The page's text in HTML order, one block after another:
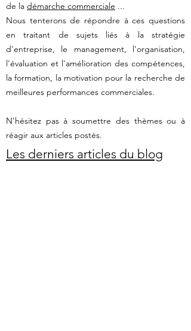
de la démarche commerciale ...
Nous tenterons de répondre à ces questions
en traitant de sujets liés à la stratégie
d'entreprise, le management, l'organisation,
l'évaluation et l'amélioration des compétences,
la formation, la motivation pour la recherche de
meilleures performances commerciales.
N'hésitez pas à soumettre des thèmes ou à
réagir aux articles postés.
Les derniers articles du blog